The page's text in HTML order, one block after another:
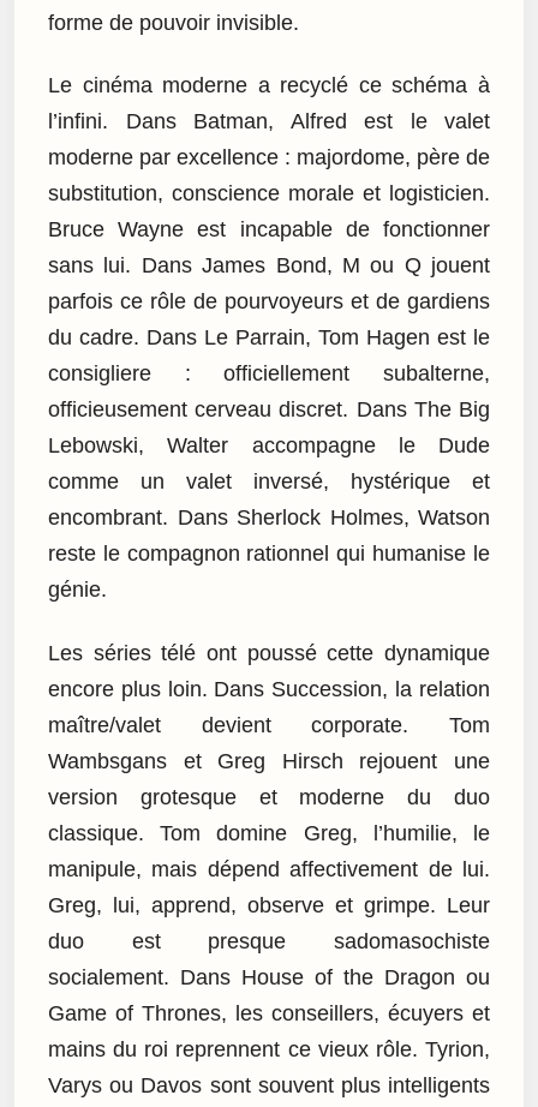
forme de pouvoir invisible.
Le cinéma moderne a recyclé ce schéma à
l’infini. Dans Batman, Alfred est le valet
moderne par excellence : majordome, père de
substitution, conscience morale et logisticien.
Bruce Wayne est incapable de fonctionner
sans lui. Dans James Bond, M ou Q jouent
parfois ce rôle de pourvoyeurs et de gardiens
du cadre. Dans Le Parrain, Tom Hagen est le
consigliere : officiellement subalterne,
officieusement cerveau discret. Dans The Big
Lebowski, Walter accompagne le Dude
comme un valet inversé, hystérique et
encombrant. Dans Sherlock Holmes, Watson
reste le compagnon rationnel qui humanise le
génie.
Les séries télé ont poussé cette dynamique
encore plus loin. Dans Succession, la relation
maître/valet devient corporate. Tom
Wambsgans et Greg Hirsch rejouent une
version grotesque et moderne du duo
classique. Tom domine Greg, l’humilie, le
manipule, mais dépend affectivement de lui.
Greg, lui, apprend, observe et grimpe. Leur
duo est presque sadomasochiste
socialement. Dans House of the Dragon ou
Game of Thrones, les conseillers, écuyers et
mains du roi reprennent ce vieux rôle. Tyrion,
Varys ou Davos sont souvent plus intelligents